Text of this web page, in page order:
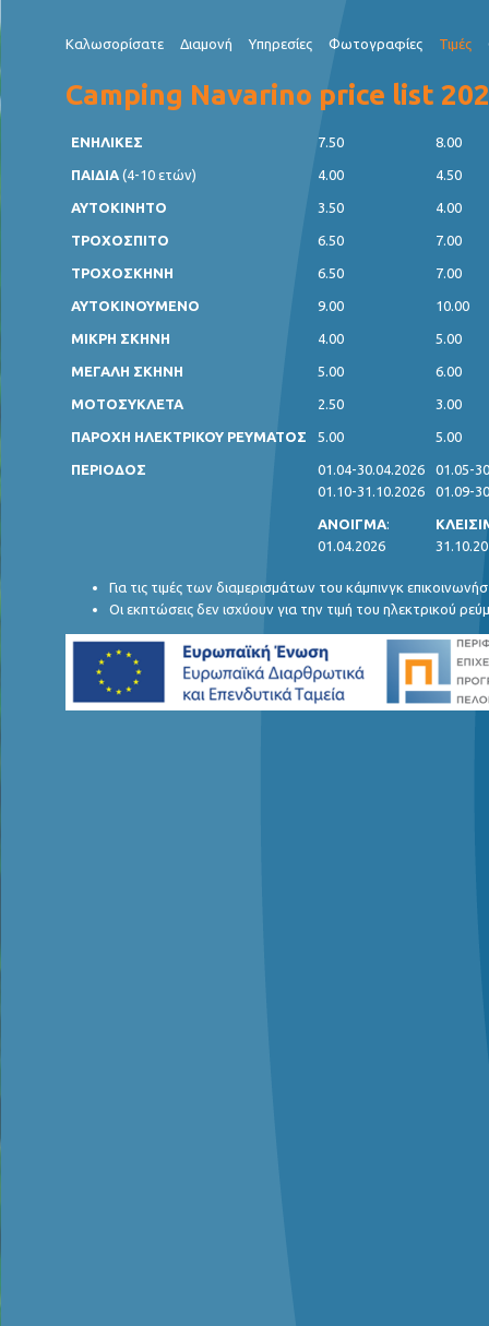
Camping Navarino price list
ΕΝΗΛΙΚΕΣ 7.50 8.00
ΠΑΙΔΙΑ (4-10 ετών) 4.00 4.50
ΑΥΤΟΚΙΝΗΤΟ 3.50 4.00
ΤΡΟΧΟΣΠΙΤΟ 6.50 7.00
ΤΡΟΧΟΣΚΗΝΗ 6.50 7.00
ΑΥΤΟΚΙΝΟΥΜΕΝΟ 9.00 10.00
ΜΙΚΡΗ ΣΚΗΝΗ 4.00 5.00
ΜΕΓΑΛΗ ΣΚΗΝΗ 5.00 6.00
ΜΟΤΟΣΥΚΛΕΤΑ 2.50 3.00
ΠΑΡΟΧΗ ΗΛΕΚΤΡΙΚΟΥ ΡΕΥΜΑΤΟΣ 5.00 5.00
ΠΕΡΙΟΔΟΣ
01.04-30.04.2026
01.10-31.10.2026
01.05-
01.09-
ΑΝΟΙΓΜΑ:
01.04.2026
Για τις τιμές των διαμερισμάτων του κάμπινγκ
Οι εκπτώσεις δεν ισχύουν για την τιμή του ηλεκτρικού
Καλωσορίσατε Διαμονή Υπηρεσίες Φωτογραφίες Τιμές